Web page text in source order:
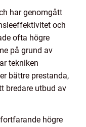
har genomgått
och
ofta högre
på grund av
tekniken
bättre prestanda,
bredare utbud av
högre